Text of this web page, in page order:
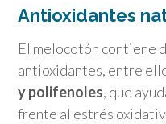
Antioxidantes
El melocotón contiene
antioxidantes, entre
y polifenoles, que
frente al estrés